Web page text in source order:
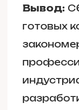
Вывод:
готовых